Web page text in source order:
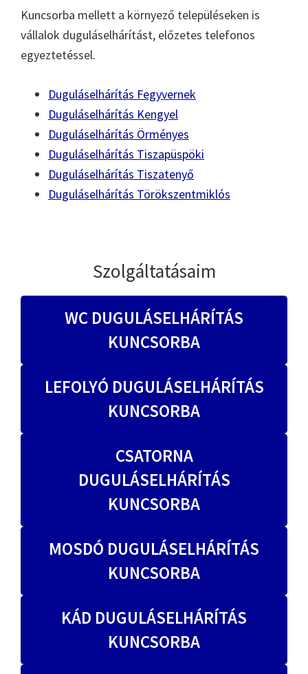
Kuncsorba mellett a környező településeken is
vállalok duguláselhárítást, előzetes telefonos
egyeztetéssel.
Duguláselhárítás Fegyvernek
Duguláselhárítás Kengyel
Duguláselhárítás Örményes
Duguláselhárítás Tiszapüspöki
Duguláselhárítás Tiszatenyő
Duguláselhárítás Törökszentmiklós
Szolgáltatásaim
WC DUGULÁSELHÁRÍTÁS
KUNCSORBA
LEFOLYÓ DUGULÁSELHÁRÍTÁS
KUNCSORBA
CSATORNA
DUGULÁSELHÁRÍTÁS
KUNCSORBA
MOSDÓ DUGULÁSELHÁRÍTÁS
KUNCSORBA
KÁD DUGULÁSELHÁRÍTÁS
KUNCSORBA